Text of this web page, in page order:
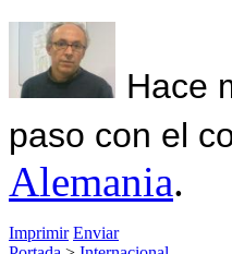
Hace
paso con el
Alemania.
Imprimir Enviar